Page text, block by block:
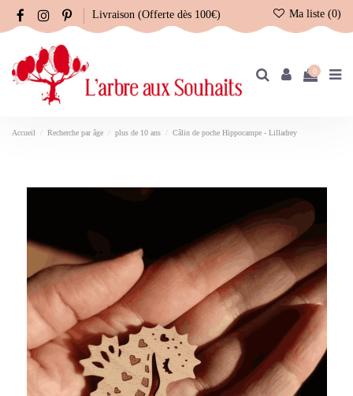
Livraison (Offerte dès 100€) Ma liste (0)
0
Accueil Recherche par âge plus de 10 ans Câlin de poche Hippocampe - Lilladrey